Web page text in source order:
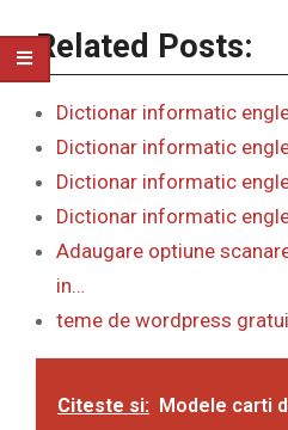
Related Posts:
Dictionar informatic
Dictionar informatic
Dictionar informatic
Dictionar informatic
Adaugare optiune
in…
teme de wordpress
Citeste si: Modele carti